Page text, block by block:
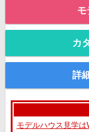
モ
カ
詳
モデルハウス見学